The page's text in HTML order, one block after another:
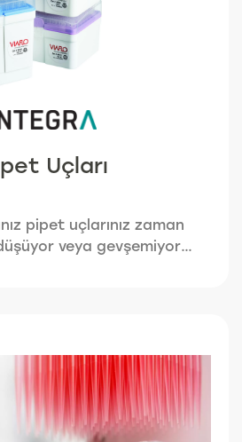
Uçları
pipet uçlarınız zaman
veya gevşemiyor
hareketi yapılması
pipetlerde sızıntı yapabilir,
oluşturabilir ve hatta
düşmesine bile neden
INTEGRA pipetleri GripTip